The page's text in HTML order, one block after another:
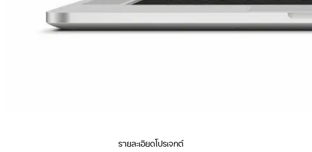
รายละเอียดโปรเจกต์